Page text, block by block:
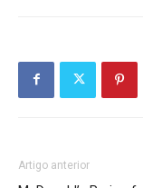
Artigo anterior